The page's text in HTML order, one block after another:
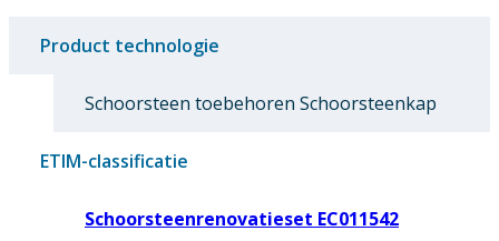
Product technologie
Schoorsteen toebehoren Schoorsteenkap
ETIM-classificatie
Schoorsteenrenovatieset EC011542